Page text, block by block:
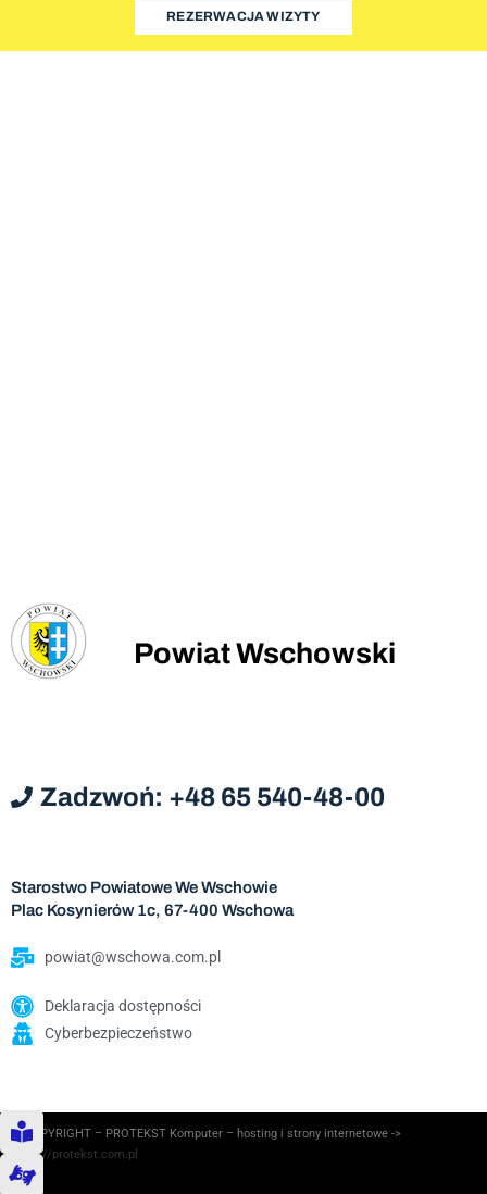
REZERWACJA WIZYTY
Powiat Wschowski
Zadzwoń: +48 65 540-48-00
Starostwo Powiatowe We Wschowie
Plac Kosynierów 1c, 67-400 Wschowa
powiat@wschowa.com.pl
Deklaracja dostępności
Cyberbezpieczeństwo
© COPYRIGHT – PROTEKST Komputer – hosting i strony internetowe ->
https://protekst.com.pl